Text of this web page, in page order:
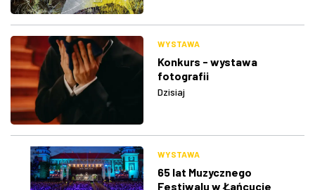
WYSTAWA
Konkurs - wystawa
fotografii
Dzisiaj
WYSTAWA
65 lat Muzycznego
Festiwalu w Łańcucie